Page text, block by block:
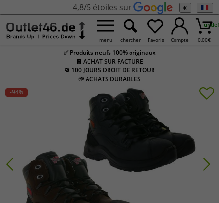
4,8/5 étoiles sur €
menu chercher Favoris Compte 0,00€
✅ Produits neufs 100% originaux
🧾 ACHAT SUR FACTURE
🔄 100 JOURS DROIT DE RETOUR
🌱 ACHATS DURABLES
-94%